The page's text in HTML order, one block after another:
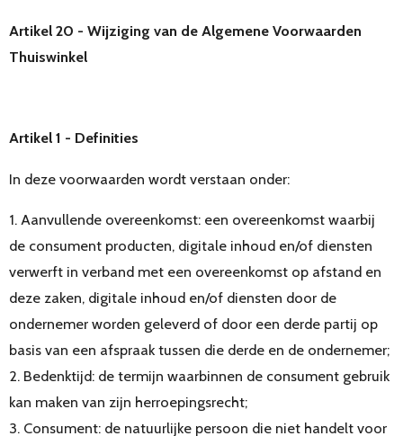
Artikel 20 - Wijziging van de Algemene Voorwaarden
Thuiswinkel
Artikel 1 - Definities
In deze voorwaarden wordt verstaan onder:
1. Aanvullende overeenkomst: een overeenkomst waarbij
de consument producten, digitale inhoud en/of diensten
verwerft in verband met een overeenkomst op afstand en
deze zaken, digitale inhoud en/of diensten door de
ondernemer worden geleverd of door een derde partij op
basis van een afspraak tussen die derde en de ondernemer;
2. Bedenktijd: de termijn waarbinnen de consument gebruik
kan maken van zijn herroepingsrecht;
3. Consument: de natuurlijke persoon die niet handelt voor